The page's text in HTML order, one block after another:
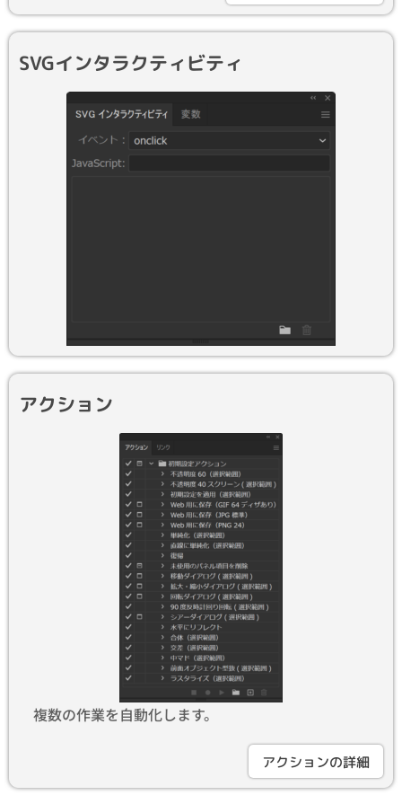
SVGインタラクティビティ
アクション
複数の作業を自動化します。
アクションの詳細